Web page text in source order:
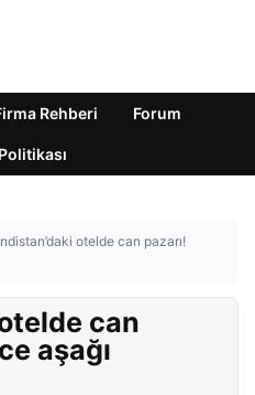
Rehberi Forum
otelde can pazarı!
can
aşağı